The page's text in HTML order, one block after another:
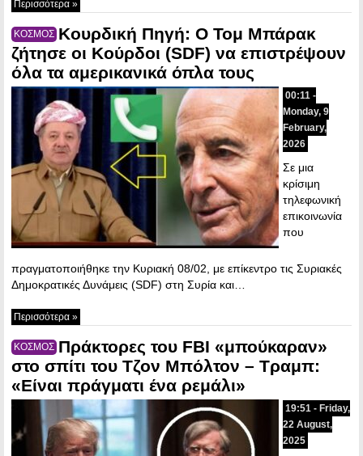
Περισσότερα »
ΚΟΣΜΟΣ Κουρδική Πηγή: Ο Τομ Μπάρακ
ζήτησε οι Κούρδοι (SDF) να επιστρέψουν
όλα τα αμερικανικά όπλα τους
00:11 -
Monday, 9
February,
2026
Σε μια
κρίσιμη
τηλεφωνική
επικοινωνία
που
πραγματοποιήθηκε την Κυριακή 08/02, με επίκεντρο τις Συριακές
Δημοκρατικές Δυνάμεις (SDF) στη Συρία και…
Περισσότερα »
ΚΟΣΜΟΣ Πράκτορες του FBI «μπούκαραν»
στο σπίτι του Τζον Μπόλτον – Τραμπ:
«Είναι πράγματι ένα ρεμάλι»
19:51 - Friday,
22 August,
2025